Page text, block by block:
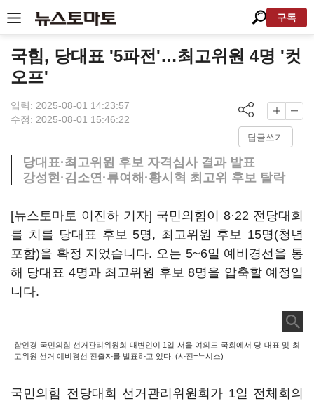
구독
국힘, 당대표 '5파전'…최고위원 4명 '컷
오프'
입력: 2025-08-01 14:23:57
수정: 2025-08-01 15:46:22
답글쓰기
당대표·최고위원 후보 자격심사 결과 발표
강성현·김소연·류여해·황시혁 최고위 후보 탈락
[뉴스토마토 이진하 기자] 국민의힘이 8·22 전당대회
를 치를 당대표 후보 5명, 최고위원 후보 15명(청년
포함)을 확정 지었습니다. 오는 5~6일 예비경선을 통
해 당대표 4명과 최고위원 후보 8명을 압축할 예정입
니다.
함인경 국민의힘 선거관리위원회 대변인이 1일 서울 여의도 국회에서 당 대표 및 최
고위원 선거 예비경선 진출자를 발표하고 있다. (사진=뉴시스)
국민의힘 전당대회 선거관리위원회가 1일 전체회의